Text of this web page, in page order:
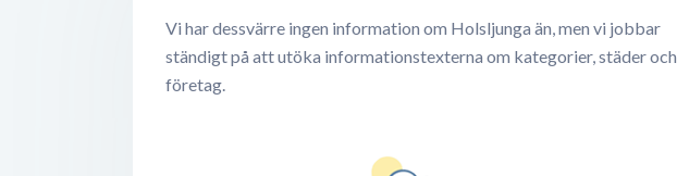
Vi har dessvärre ingen information om Holsljunga än, men vi jobbar
ständigt på att utöka informationstexterna om kategorier, städer och
företag.